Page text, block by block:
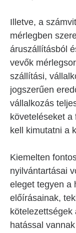
Illetve, a
mérlegben
áruszállításból
vevők
szállítási,
jogszerűen
vállalkozás
követeléseket a
kell kimutatni a
Kiemelten
nyilvántartásai
eleget tegyen a
előírásainak,
hatással